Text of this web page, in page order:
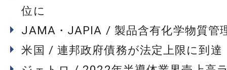
位に
JAMA・JAPIA / 製品含有化学物質管
米国 / 連邦政府債務が法定上限に到達